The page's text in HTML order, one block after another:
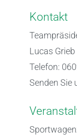
Kontakt
Lucas Grieb
Telefon:
Senden Sie